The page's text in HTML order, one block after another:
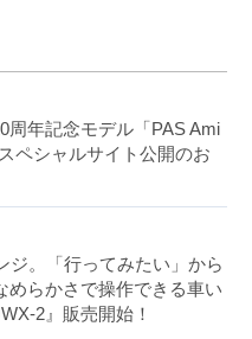
周年記念モデル「PAS Ami
ペシャルサイト公開のお
ジ。「行ってみたい」から
めらかさで操作できる車い
2』販売開始！